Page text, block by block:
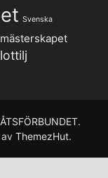
Svenska
.
ThemezHut.